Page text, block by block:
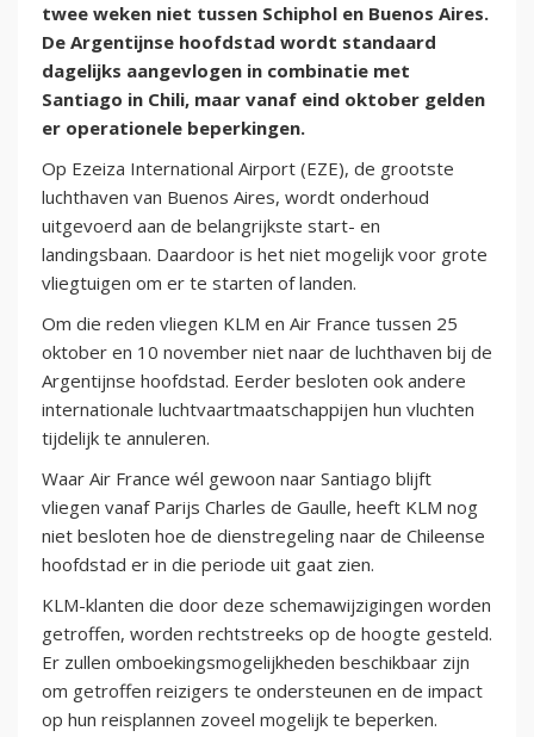
twee weken niet tussen Schiphol en Buenos Aires.
De Argentijnse hoofdstad wordt standaard
dagelijks aangevlogen in combinatie met
Santiago in Chili, maar vanaf eind oktober gelden
er operationele beperkingen.
Op Ezeiza International Airport (EZE), de grootste
luchthaven van Buenos Aires, wordt onderhoud
uitgevoerd aan de belangrijkste start- en
landingsbaan. Daardoor is het niet mogelijk voor grote
vliegtuigen om er te starten of landen.
Om die reden vliegen KLM en Air France tussen 25
oktober en 10 november niet naar de luchthaven bij de
Argentijnse hoofdstad. Eerder besloten ook andere
internationale luchtvaartmaatschappijen hun vluchten
tijdelijk te annuleren.
Waar Air France wél gewoon naar Santiago blijft
vliegen vanaf Parijs Charles de Gaulle, heeft KLM nog
niet besloten hoe de dienstregeling naar de Chileense
hoofdstad er in die periode uit gaat zien.
KLM-klanten die door deze schemawijzigingen worden
getroffen, worden rechtstreeks op de hoogte gesteld.
Er zullen omboekingsmogelijkheden beschikbaar zijn
om getroffen reizigers te ondersteunen en de impact
op hun reisplannen zoveel mogelijk te beperken.